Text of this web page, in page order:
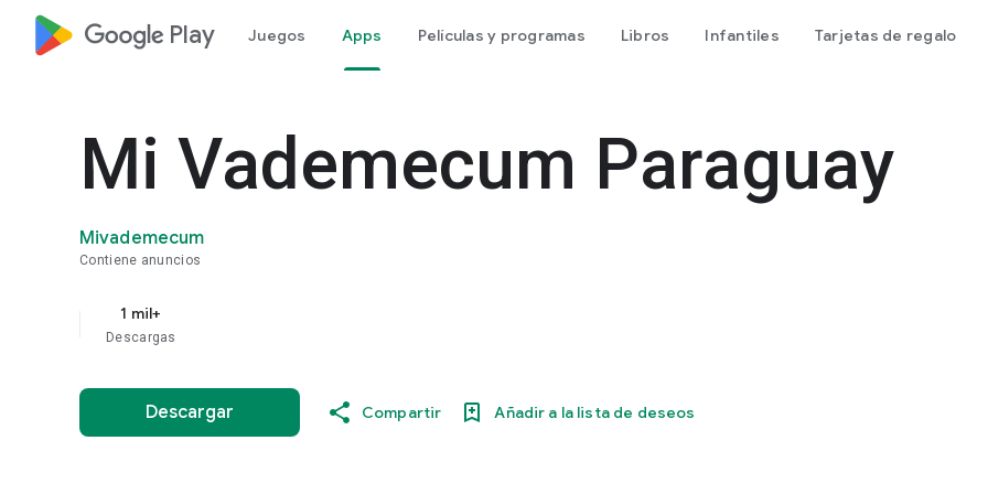
google_logo Play Juegos Apps Películas y programas Libros Infantiles Tarjetas de regalo
Mi Vademecum Paraguay
Mivademecum
Contiene anuncios
1 mil+
Descargas
Descargar Compartir Añadir a la lista de deseos